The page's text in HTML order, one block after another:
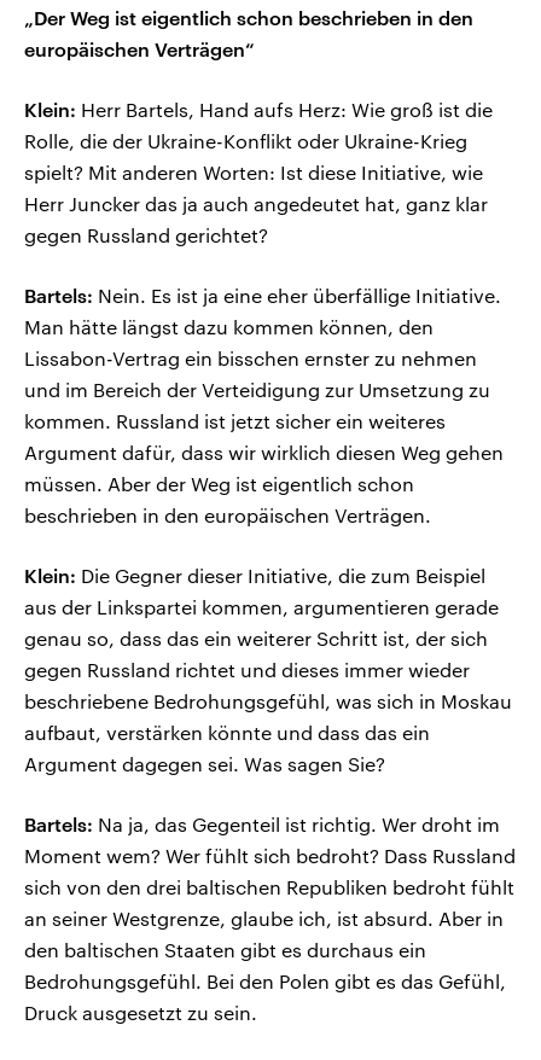
„Der Weg ist eigentlich schon beschrieben in den
europäischen Verträgen“
Klein: Herr Bartels, Hand aufs Herz: Wie groß ist die
Rolle, die der Ukraine-Konflikt oder Ukraine-Krieg
spielt? Mit anderen Worten: Ist diese Initiative, wie
Herr Juncker das ja auch angedeutet hat, ganz klar
gegen Russland gerichtet?
Bartels: Nein. Es ist ja eine eher überfällige Initiative.
Man hätte längst dazu kommen können, den
Lissabon-Vertrag ein bisschen ernster zu nehmen
und im Bereich der Verteidigung zur Umsetzung zu
kommen. Russland ist jetzt sicher ein weiteres
Argument dafür, dass wir wirklich diesen Weg gehen
müssen. Aber der Weg ist eigentlich schon
beschrieben in den europäischen Verträgen.
Klein: Die Gegner dieser Initiative, die zum Beispiel
aus der Linkspartei kommen, argumentieren gerade
genau so, dass das ein weiterer Schritt ist, der sich
gegen Russland richtet und dieses immer wieder
beschriebene Bedrohungsgefühl, was sich in Moskau
aufbaut, verstärken könnte und dass das ein
Argument dagegen sei. Was sagen Sie?
Bartels: Na ja, das Gegenteil ist richtig. Wer droht im
Moment wem? Wer fühlt sich bedroht? Dass Russland
sich von den drei baltischen Republiken bedroht fühlt
an seiner Westgrenze, glaube ich, ist absurd. Aber in
den baltischen Staaten gibt es durchaus ein
Bedrohungsgefühl. Bei den Polen gibt es das Gefühl,
Druck ausgesetzt zu sein.